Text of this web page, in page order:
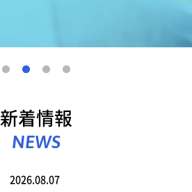
新着情報
NEWS
2026.08.07